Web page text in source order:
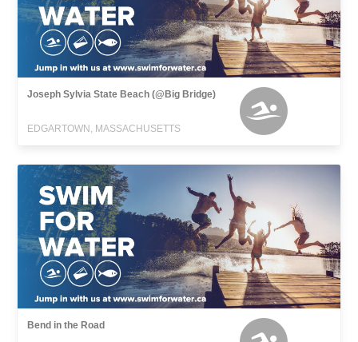
Joseph Sylvia State Beach (@Big Bridge)
EDGARTOWN, MASSACHUSETTS
Bend in the Road